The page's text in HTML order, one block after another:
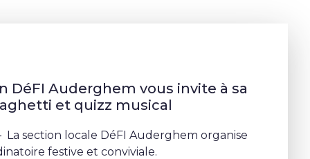
DéFI Auderghem vous invite à sa
et quizz musical
La section locale DéFI Auderghem organise
festive et conviviale.